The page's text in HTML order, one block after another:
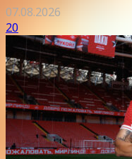
07.08.2026
20